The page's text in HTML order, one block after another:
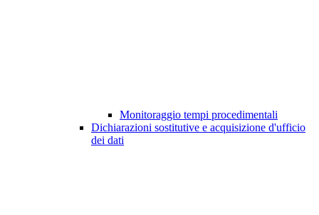
Monitoraggio tempi procedimentali
Dichiarazioni sostitutive e acquisizione d'ufficio
dei dati